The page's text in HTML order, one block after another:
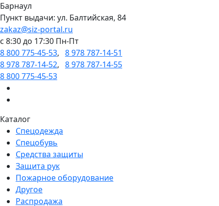
Барнаул
Пункт выдачи: ул. Балтийская, 84
zakaz@siz-portal.ru
c 8:30 до 17:30 Пн-Пт
8 800 775-45-53, 8 978 787-14-51
8 978 787-14-52, 8 978 787-14-55
8 800 775-45-53
Каталог
Спецодежда
Спецобувь
Средства защиты
Защита рук
Пожарное оборудование
Другое
Распродажа